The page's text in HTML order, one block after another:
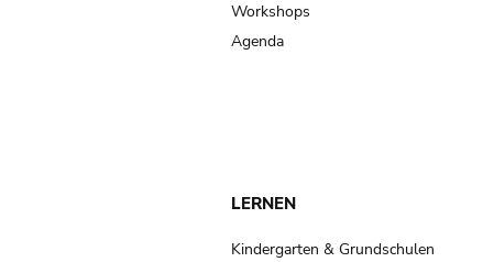
Workshops
Agenda
LERNEN
Kindergarten & Grundschulen